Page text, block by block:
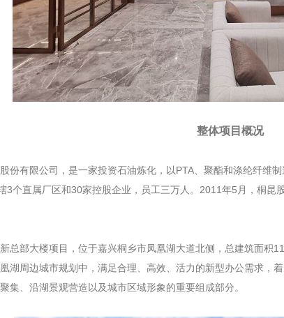
整体项目概况
有限公司，是一家投资石油炼化，以PTA、聚酯和涤纶纤维制
3个直属厂区和30家控股企业，员工三万人。2011年5月，桐昆
部大楼项目，位于嘉兴桐乡市凤凰湖大道北侧，总建筑面积
湖周边城市规划中，满足合理、高效、活力的新型办公需求，
集、沿湖景观营造以及城市区域形象的重要组成部分。